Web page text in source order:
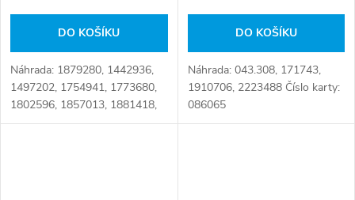
DO KOŠÍKU
Náhrada: 1879280, 1442936,
1497202, 1754941, 1773680,
1802596, 1857013, 1881418,
K000086N50, K000088,
DO KOŠÍKU
Náhrada: 043.308, 171743,
1910706, 2223488 Číslo karty:
086065